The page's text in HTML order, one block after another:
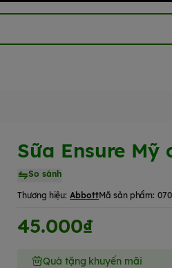
Sữa Ensure Mỹ
So sánh
Thương hiệu: AbbottMã sản phẩm:
45.000₫
Quà tặng khuyến mãi